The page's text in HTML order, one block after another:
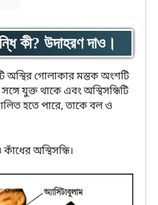
কী? উদাহরণ দাও।
অস্থির গোলাকার মস্তক অংশটি
যুক্ত থাকে এবং অস্থিসন্ধিটি
হতে পারে, তাকে বল ও
অস্থিসন্ধি।